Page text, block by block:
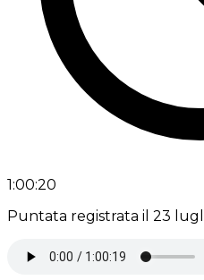
1:00:20
Puntata registrata il 23